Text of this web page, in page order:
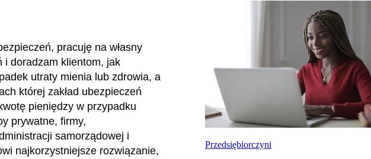
pracuję na własny
i doradzam klientom, jak
utraty mienia lub zdrowia, a
której zakład ubezpieczeń
pieniędzy w przypadku
prywatne, firmy,
samorządowej i
najkorzystniejsze rozwiązanie,
Przedsiębiorczyni